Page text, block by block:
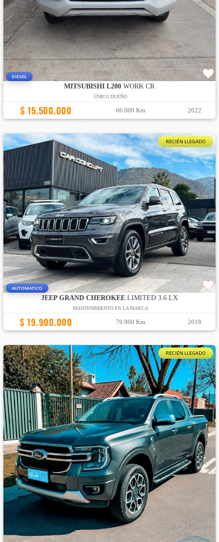
DIESEL
MITSUBISHI L200 WORK CR
ÚNICO DUEÑO
$ 15.500.000 66.000 Km 2022
RECIÉN LLEGADO
AUTOMATICO
JEEP GRAND CHEROKEELIMITED 3.6 LX
MANTENIMIENTO EN LA MARCA
$ 19.900.000 79.900 Km 2018
RECIÉN LLEGADO